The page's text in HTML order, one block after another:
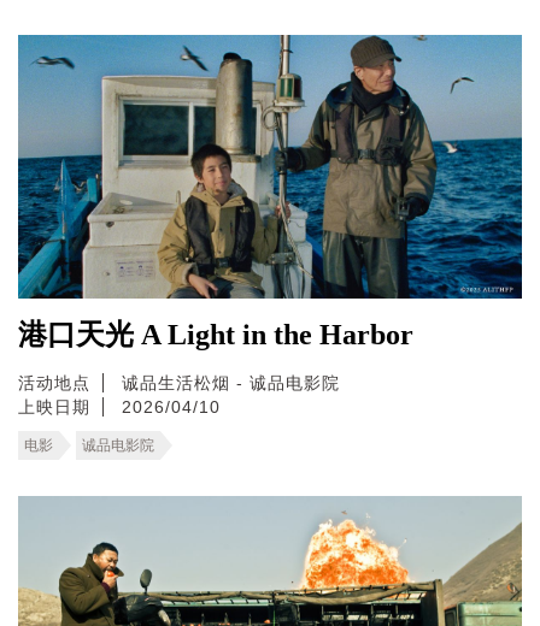
港口天光 A Light in the Harbor
活动地点
诚品生活松烟 - 诚品电影院
上映日期
2026/04/10
电影 诚品电影院